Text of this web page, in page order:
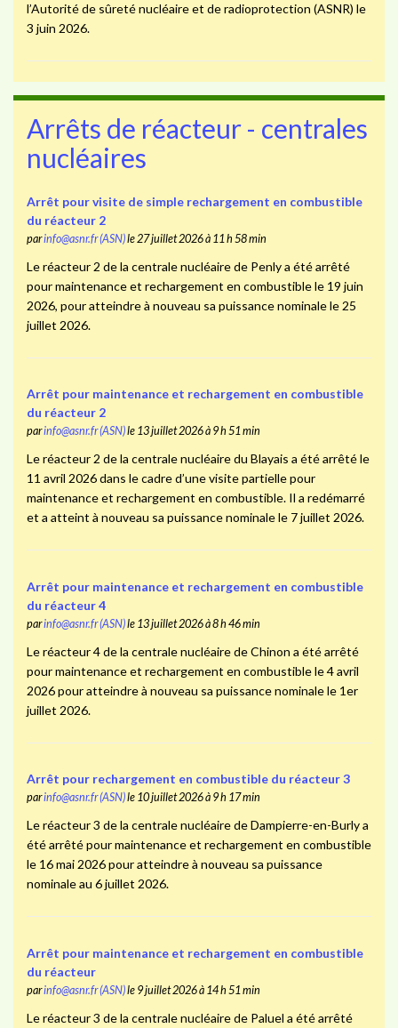
l’Autorité de sûreté nucléaire et de radioprotection (ASNR) le
3 juin 2026.
Arrêts de réacteur - centrales
nucléaires
Arrêt pour visite de simple rechargement en combustible
du réacteur 2
parinfo@asnr.fr (ASN)le 27 juillet 2026 à 11 h 58 min
Le réacteur 2 de la centrale nucléaire de Penly a été arrêté
pour maintenance et rechargement en combustible le 19 juin
2026, pour atteindre à nouveau sa puissance nominale le 25
juillet 2026.
Arrêt pour maintenance et rechargement en combustible
du réacteur 2
parinfo@asnr.fr (ASN)le 13 juillet 2026 à 9 h 51 min
Le réacteur 2 de la centrale nucléaire du Blayais a été arrêté le
11 avril 2026 dans le cadre d’une visite partielle pour
maintenance et rechargement en combustible. Il a redémarré
et a atteint à nouveau sa puissance nominale le 7 juillet 2026.
Arrêt pour maintenance et rechargement en combustible
du réacteur 4
parinfo@asnr.fr (ASN)le 13 juillet 2026 à 8 h 46 min
Le réacteur 4 de la centrale nucléaire de Chinon a été arrêté
pour maintenance et rechargement en combustible le 4 avril
2026 pour atteindre à nouveau sa puissance nominale le 1er
juillet 2026.
Arrêt pour rechargement en combustible du réacteur 3
parinfo@asnr.fr (ASN)le 10 juillet 2026 à 9 h 17 min
Le réacteur 3 de la centrale nucléaire de Dampierre-en-Burly a
été arrêté pour maintenance et rechargement en combustible
le 16 mai 2026 pour atteindre à nouveau sa puissance
nominale au 6 juillet 2026.
Arrêt pour maintenance et rechargement en combustible
du réacteur
parinfo@asnr.fr (ASN)le 9 juillet 2026 à 14 h 51 min
Le réacteur 3 de la centrale nucléaire de Paluel a été arrêté